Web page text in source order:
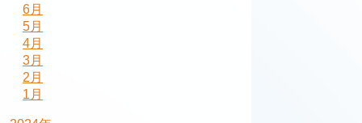
6月
5月
4月
3月
2月
1月